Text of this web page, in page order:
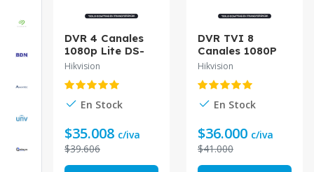
DVR 4 Canales
1080p Lite DS-
7204HGHI-M1
Hikvision
En Stock
$35.008 c/iva
$39.606
DVR TVI 8
Canales 1080P
Lite DS-
Hikvision
Hikvision
En Stock
$36.000 c/iva
$41.000